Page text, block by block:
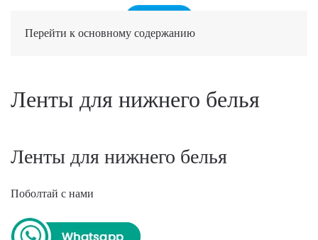
Перейти к основному содержанию
Ленты для нижнего белья
Ленты для нижнего белья
Поболтай с нами